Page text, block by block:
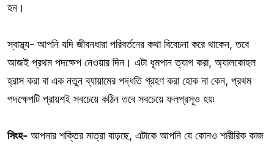
হন।
স্বাস্থ্য- আপনি যদি জীবনধারা পরিবর্তনের কথা বিবেচনা করে থাকেন, তবে
আজই প্রথম পদক্ষেপ নেওয়ার দিন। এটা ধূমপান ত্যাগ করা, অ্যালকোহল
হ্রাস করা বা এক নতুন ব্যায়ামের পদ্ধতি গ্রহণ করা হোক না কেন, প্রথম
পদক্ষেপটি প্রায়শই সবচেয়ে কঠিন তবে সবচেয়ে ফলপ্রসূও হয়৷
সিংহ- আপনার শক্তির মাত্রা বাড়ছে, এটাকে আপনি যে কোনও শারীরিক কাজ